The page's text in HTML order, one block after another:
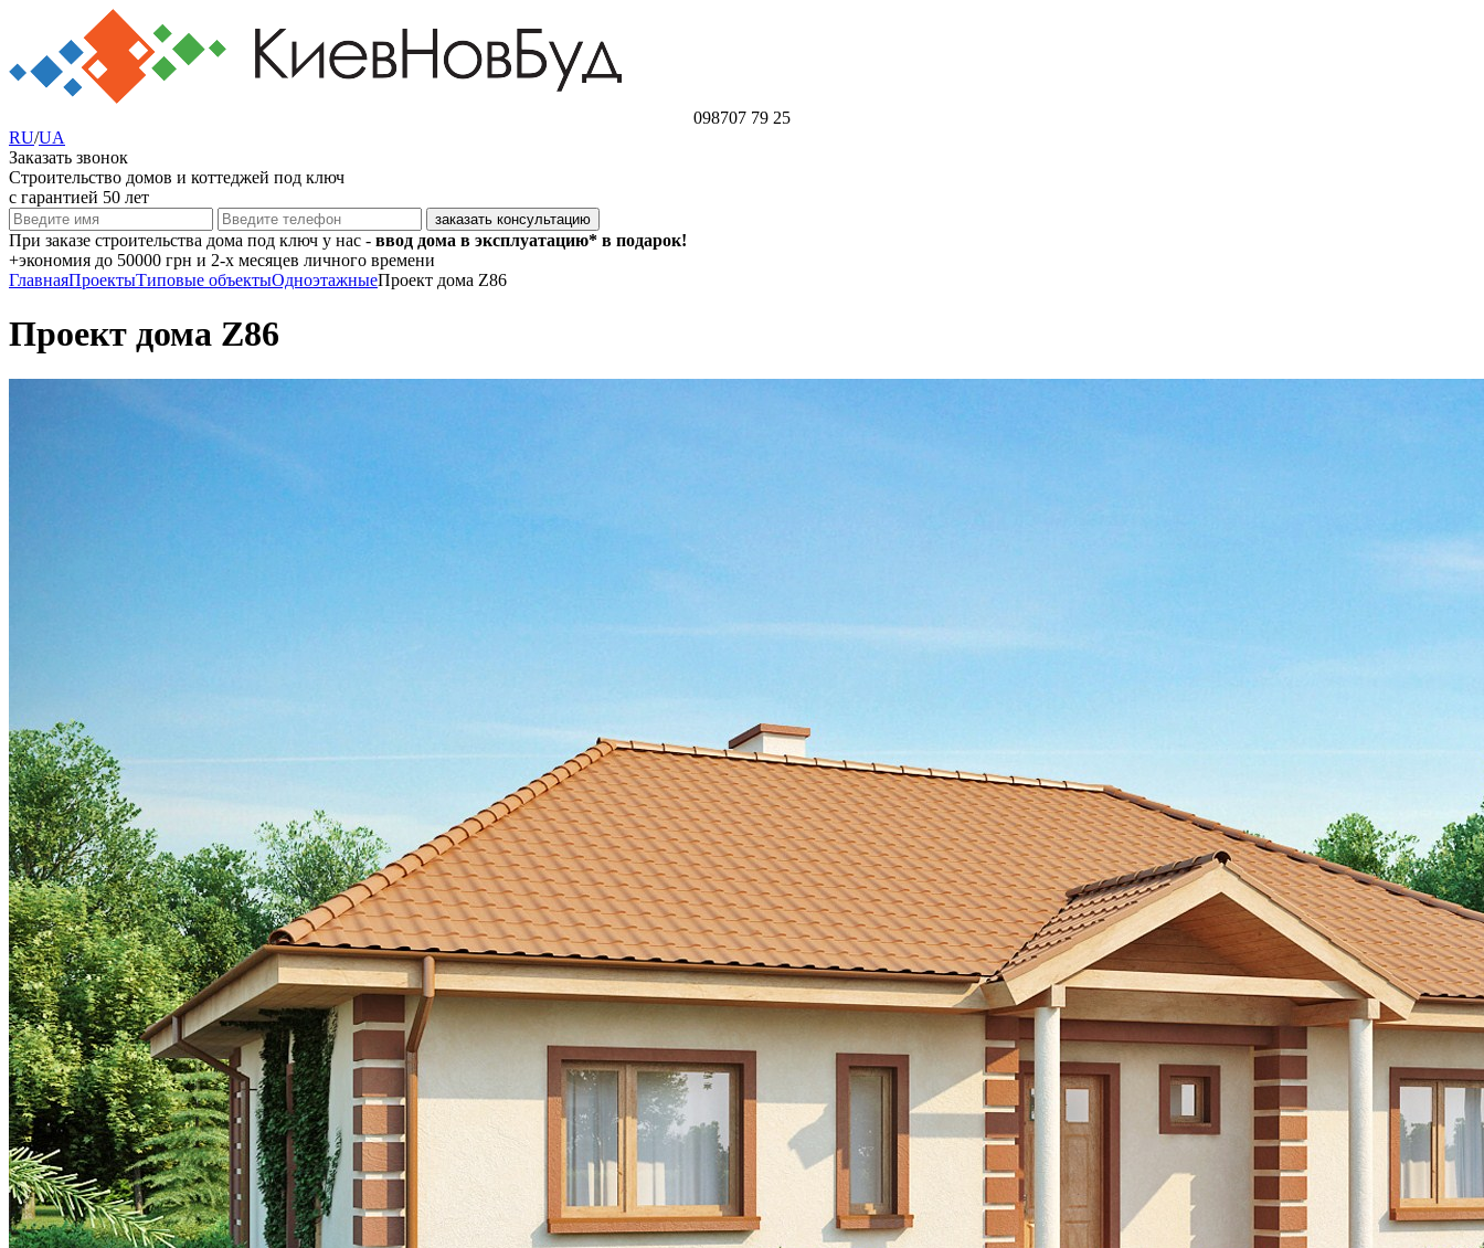
098707 79 25
RU/UA
Заказать звонок
Строительство домов и коттеджей под ключ
с гарантией 50 лет
При заказе строительства дома под ключ у нас - ввод дома в эксплуатацию* в подарок!
+экономия до 50000 грн и 2-х месяцев личного времени
ГлавнаяПроектыТиповые объектыОдноэтажныеПроект дома Z86
Проект дома Z86